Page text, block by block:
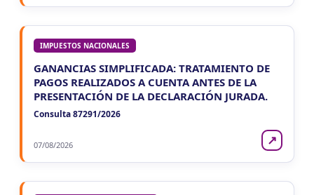
IMPUESTOS NACIONALES
GANANCIAS SIMPLIFICADA: TRATAMIENTO DE
PAGOS REALIZADOS A CUENTA ANTES DE LA
PRESENTACIÓN DE LA DECLARACIÓN JURADA.
Consulta 87291/2026
07/08/2026 ↗